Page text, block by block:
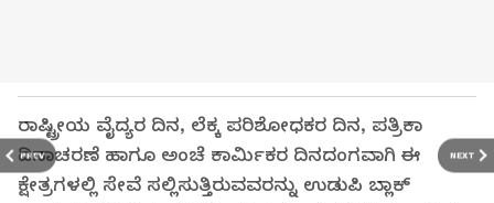
PREV NEXT
ರಾಷ್ಟ್ರೀಯ ವೈದ್ಯರ ದಿನ, ಲೆಕ್ಕ ಪರಿಶೋಧಕರ ದಿನ, ಪತ್ರಿಕಾ
ದಿನಾಚರಣೆ ಹಾಗೂ ಅಂಚೆ ಕಾರ್ಮಿಕರ ದಿನದಂಗವಾಗಿ ಈ
ಕ್ಷೇತ್ರಗಳಲ್ಲಿ ಸೇವೆ ಸಲ್ಲಿಸುತ್ತಿರುವವರನ್ನು ಉಡುಪಿ ಬ್ಲಾಕ್